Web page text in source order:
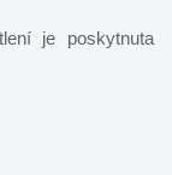
je poskytnuta